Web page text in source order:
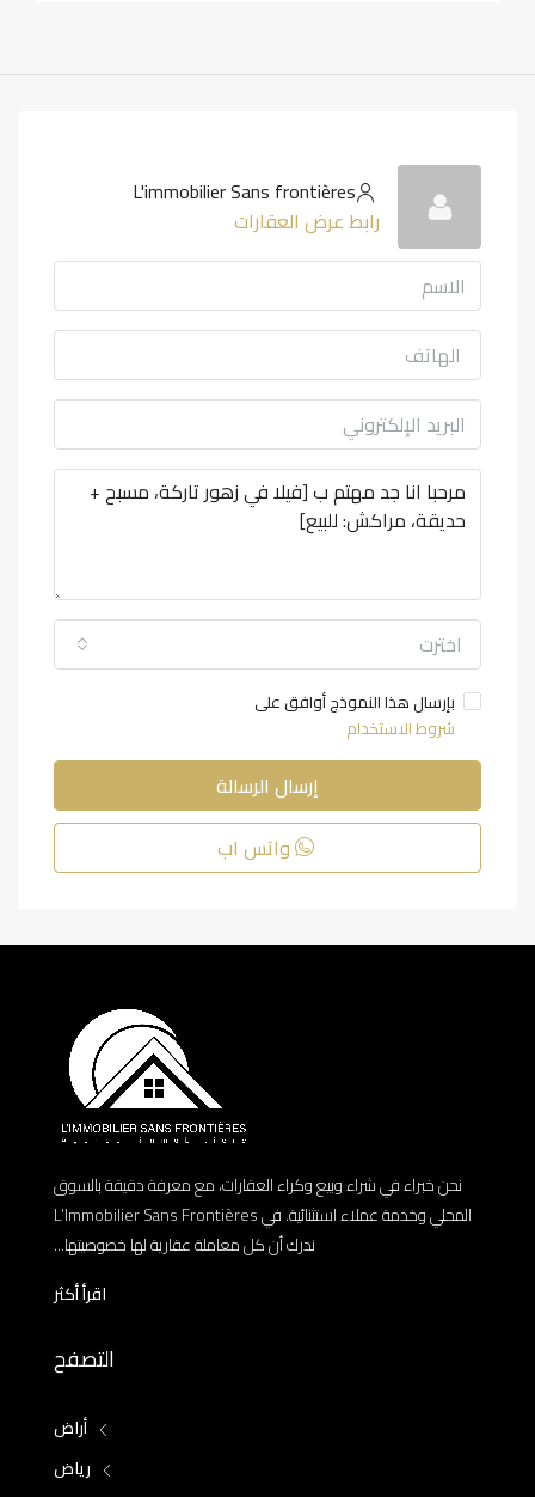
L'immobilier Sans frontières
رابط عرض العقارات
اخترت
بإرسال هذا النموذج أوافق على
شروط الاستخدام
إرسال الرسالة
واتس اب
نحن خبراء في شراء وبيع وكراء العقارات، مع معرفة دقيقة بالسوق
المحلي وخدمة عملاء استثنائية. في L’Immobilier Sans Frontières
ندرك أن كل معاملة عقارية لها خصوصيتها...
اقرأ أكثر
التصفح
أراض
رياض